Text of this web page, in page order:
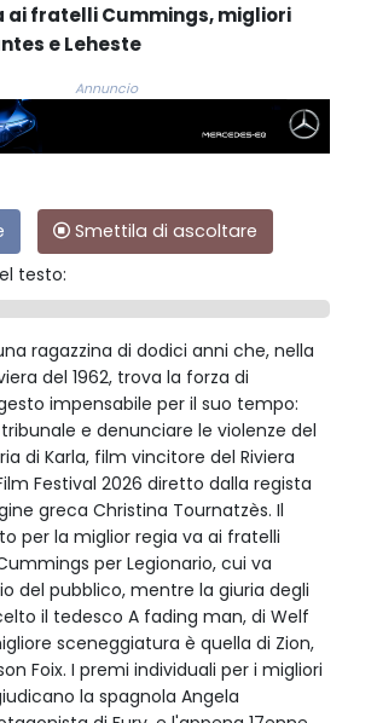
ai fratelli Cummings, migliori
e Leheste
Annuncio
Smettila di ascoltare
testo:
ragazzina di dodici anni che, nella
del 1962, trova la forza di
impensabile per il suo tempo:
e denunciare le violenze del
di Karla, film vincitore del Riviera
Festival 2026 diretto dalla regista
greca Christina Tournatzès. Il
per la miglior regia va ai fratelli
per Legionario, cui va
del pubblico, mentre la giuria degli
il tedesco A fading man, di Welf
sceneggiatura è quella di Zion,
Foix. I premi individuali per i migliori
la spagnola Angela